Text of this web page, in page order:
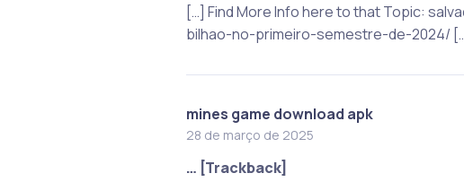
[…] Find More Info here to that Topic:
bilhao-no-primeiro-semestre-de-2024/
mines game download apk
28 de março de 2025
… [Trackback]